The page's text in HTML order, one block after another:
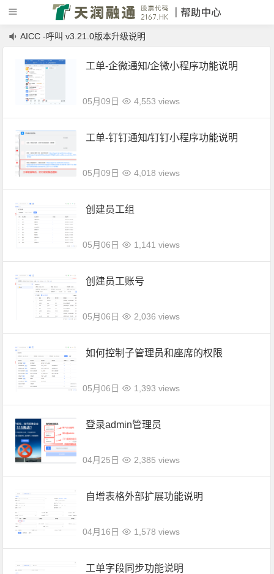
AICC -呼叫 v3.21.0版本升级说明
AICC v3.23.0版本升级说明
工单-企微通知/企微小程序功能说明
05月09日 4,553 views
工单-钉钉通知/钉钉小程序功能说明
05月09日 4,018 views
创建员工组
05月06日 1,141 views
创建员工账号
05月06日 2,036 views
如何控制子管理员和座席的权限
05月06日 1,393 views
登录admin管理员
04月25日 2,385 views
自增表格外部扩展功能说明
04月16日 1,578 views
工单字段同步功能说明